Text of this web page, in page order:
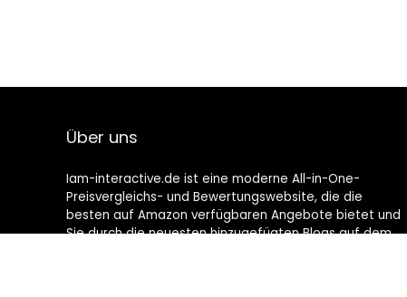
Über uns
Iam-interactive.de ist eine moderne All-in-One-
Preisvergleichs- und Bewertungswebsite, die die
besten auf Amazon verfügbaren Angebote bietet und
Sie durch die neuesten hinzugefügten Blogs auf dem